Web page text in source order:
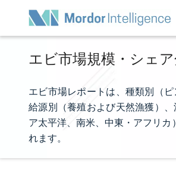
エビ市場規模・シェア
エビ市場レポートは、種類別（
給源別（養殖および天然漁獲）
ア太平洋、南米、中東・アフリカ
れます。